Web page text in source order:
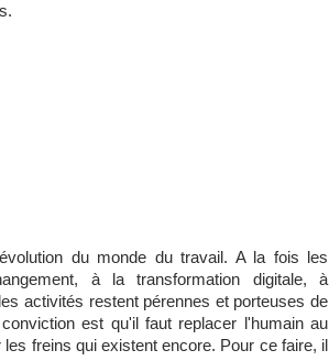
du monde du travail. A la fois les
à la transformation digitale, à
activités restent pérennes et porteuses de
est qu'il faut replacer l'humain au
freins qui existent encore. Pour ce faire, il